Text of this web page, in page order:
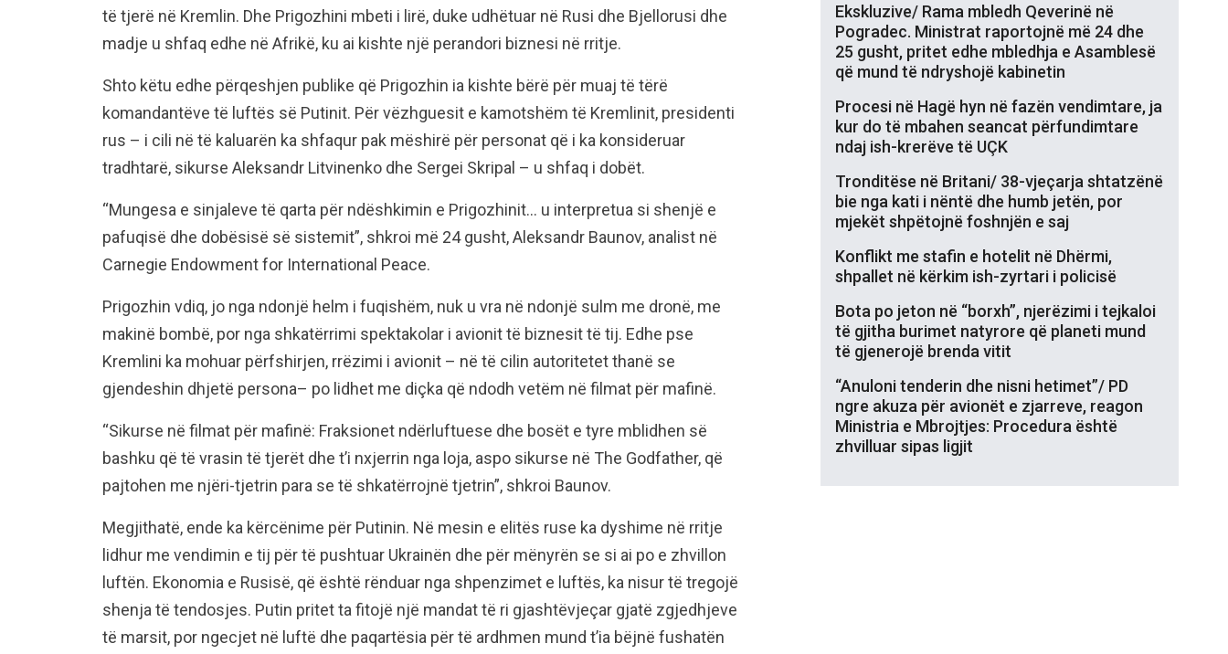
të tjerë në Kremlin. Dhe Prigozhini mbeti i lirë, duke udhëtuar në Rusi dhe Bjellorusi dhe
madje u shfaq edhe në Afrikë, ku ai kishte një perandori biznesi në rritje.
Shto këtu edhe përqeshjen publike që Prigozhin ia kishte bërë për muaj të tërë
komandantëve të luftës së Putinit. Për vëzhguesit e kamotshëm të Kremlinit, presidenti
rus – i cili në të kaluarën ka shfaqur pak mëshirë për personat që i ka konsideruar
tradhtarë, sikurse Aleksandr Litvinenko dhe Sergei Skripal – u shfaq i dobët.
“Mungesa e sinjaleve të qarta për ndëshkimin e Prigozhinit… u interpretua si shenjë e
pafuqisë dhe dobësisë së sistemit”, shkroi më 24 gusht, Aleksandr Baunov, analist në
Carnegie Endowment for International Peace.
Prigozhin vdiq, jo nga ndonjë helm i fuqishëm, nuk u vra në ndonjë sulm me dronë, me
makinë bombë, por nga shkatërrimi spektakolar i avionit të biznesit të tij. Edhe pse
Kremlini ka mohuar përfshirjen, rrëzimi i avionit – në të cilin autoritetet thanë se
gjendeshin dhjetë persona– po lidhet me diçka që ndodh vetëm në filmat për mafinë.
“Sikurse në filmat për mafinë: Fraksionet ndërluftuese dhe bosët e tyre mblidhen së
bashku që të vrasin të tjerët dhe t’i nxjerrin nga loja, aspo sikurse në The Godfather, që
pajtohen me njëri-tjetrin para se të shkatërrojnë tjetrin”, shkroi Baunov.
Megjithatë, ende ka kërcënime për Putinin. Në mesin e elitës ruse ka dyshime në rritje
lidhur me vendimin e tij për të pushtuar Ukrainën dhe për mënyrën se si ai po e zhvillon
luftën. Ekonomia e Rusisë, që është rënduar nga shpenzimet e luftës, ka nisur të tregojë
shenja të tendosjes. Putin pritet ta fitojë një mandat të ri gjashtëvjeçar gjatë zgjedhjeve
të marsit, por ngecjet në luftë dhe paqartësia për të ardhmen mund t’ia bëjnë fushatën
Ekskluzive/ Rama mbledh Qeverinë në
Pogradec. Ministrat raportojnë më 24 dhe
25 gusht, pritet edhe mbledhja e Asamblesë
që mund të ndryshojë kabinetin
Procesi në Hagë hyn në fazën vendimtare, ja
kur do të mbahen seancat përfundimtare
ndaj ish-krerëve të UÇK
Tronditëse në Britani/ 38-vjeçarja shtatzënë
bie nga kati i nëntë dhe humb jetën, por
mjekët shpëtojnë foshnjën e saj
Konflikt me stafin e hotelit në Dhërmi,
shpallet në kërkim ish-zyrtari i policisë
Bota po jeton në “borxh”, njerëzimi i tejkaloi
të gjitha burimet natyrore që planeti mund
të gjenerojë brenda vitit
“Anuloni tenderin dhe nisni hetimet”/ PD
ngre akuza për avionët e zjarreve, reagon
Ministria e Mbrojtjes: Procedura është
zhvilluar sipas ligjit